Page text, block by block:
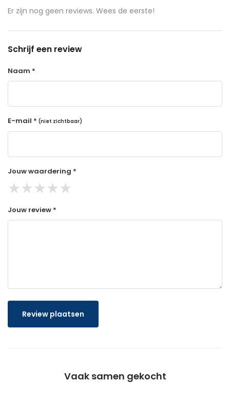
Er zijn nog geen reviews. Wees de eerste!
Schrijf een review
Naam *
E-mail * (niet zichtbaar)
Jouw waardering *
★★★★★
Jouw review *
Review plaatsen
Vaak samen gekocht